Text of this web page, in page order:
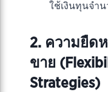
ใช้เงินทุนจำ
2. ความยืด
ขาย
Strategies)